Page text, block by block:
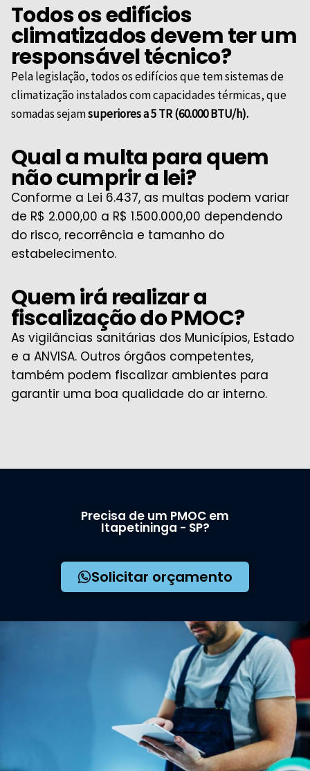
Todos os edifícios
climatizados devem ter um
responsável técnico?
Pela legislação, todos os edifícios que tem sistemas de
climatização instalados com capacidades térmicas, que
somadas sejamsuperiores a 5 TR (60.000 BTU/h).
Qual a multa para quem
não cumprir a lei?
Conforme a Lei 6.437, as multas podem variar
de R$ 2.000,00 a R$ 1.500.000,00 dependendo
do risco, recorrência e tamanho do
estabelecimento.
Quem irá realizar a
fiscalização do PMOC?
As vigilâncias sanitárias dos Municípios, Estado
e a ANVISA. Outros órgãos competentes,
também podem fiscalizar ambientes para
garantir uma boa qualidade do ar interno.
Precisa de um PMOC em
Itapetininga - SP?
Solicitar orçamento